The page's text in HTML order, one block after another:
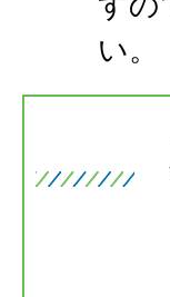
い。